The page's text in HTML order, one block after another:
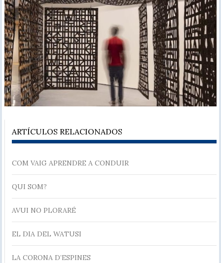
ARTÍCULOS RELACIONADOS
COM VAIG APRENDRE A CONDUIR
QUI SOM?
AVUI NO PLORARÉ
EL DIA DEL WATUSI
LA CORONA D’ESPINES